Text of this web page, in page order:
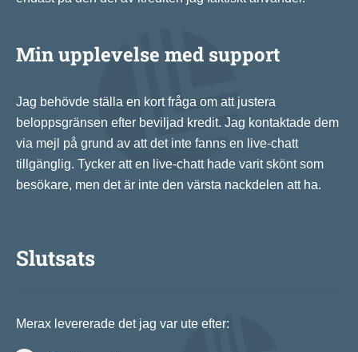
Min upplevelse med support
Jag behövde ställa en kort fråga om att justera
beloppsgränsen efter beviljad kredit. Jag kontaktade dem
via mejl på grund av att det inte fanns en live-chatt
tillgänglig. Tycker att en live-chatt hade varit skönt som
besökare, men det är inte den värsta nackdelen att ha.
Slutsats
Merax levererade det jag var ute efter: